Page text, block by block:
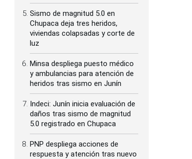
Sismo de magnitud 5.0 en
Chupaca deja tres heridos,
viviendas colapsadas y corte de
luz
Minsa despliega puesto médico
y ambulancias para atención de
heridos tras sismo en Junín
Indeci: Junín inicia evaluación de
daños tras sismo de magnitud
5.0 registrado en Chupaca
PNP despliega acciones de
respuesta y atención tras nuevo